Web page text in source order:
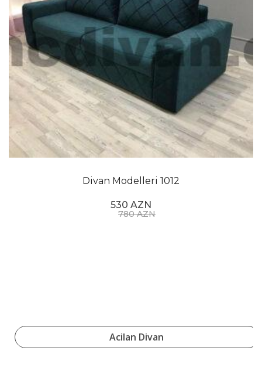
Divan Modelleri 1012
530 AZN
780 AZN
Acilan Divan